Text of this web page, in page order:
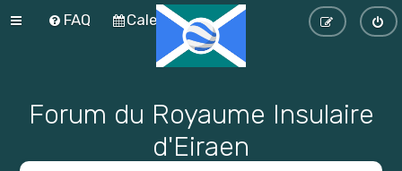
FAQ Calendrier
Forum du Royaume Insulaire
d'Eiraen